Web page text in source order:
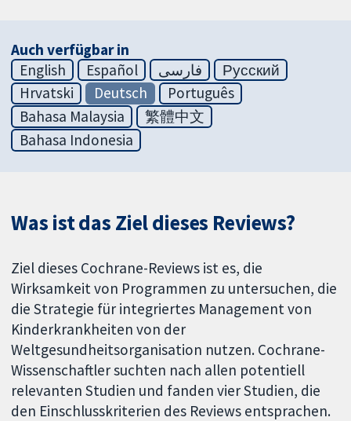
Auch verfügbar in
English
Español فارسی
Русский
Hrvatski
Deutsch
Português
Bahasa Malaysia
繁體中文
Bahasa Indonesia
Was ist das Ziel dieses Reviews?
Ziel dieses Cochrane-Reviews ist es, die
Wirksamkeit von Programmen zu untersuchen, die
die Strategie für integriertes Management von
Kinderkrankheiten von der
Weltgesundheitsorganisation nutzen. Cochrane-
Wissenschaftler suchten nach allen potentiell
relevanten Studien und fanden vier Studien, die
den Einschlusskriterien des Reviews entsprachen.